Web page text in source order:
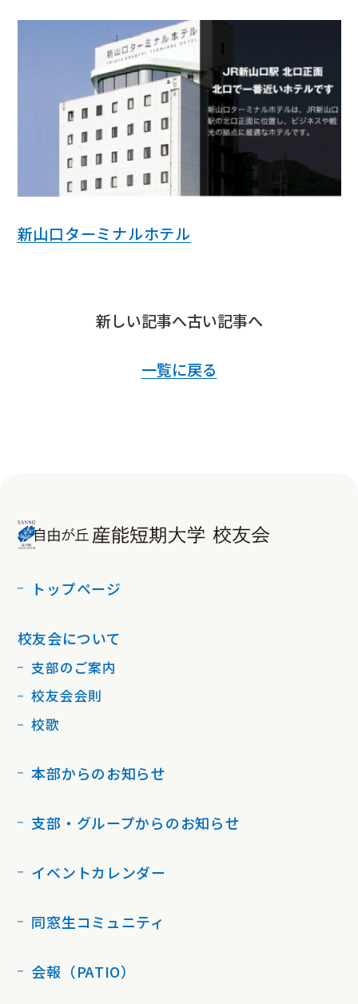
新山口ターミナルホテル
新しい記事へ古い記事へ
一覧に戻る
トップページ
校友会について
支部のご案内
校友会会則
校歌
本部からのお知らせ
支部・グループからのお知らせ
イベントカレンダー
同窓生コミュニティ
会報（PATIO）